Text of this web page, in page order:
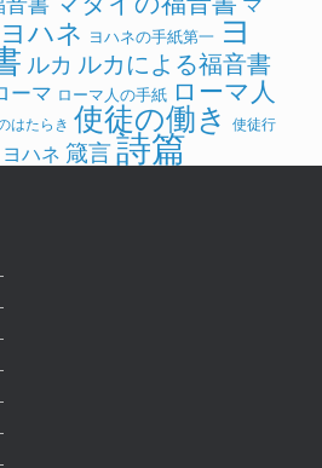
ヨハネ ヨハネの手紙第一 ヨ
ルカ ルカによる福音書
ーマ ローマ人の手紙 ローマ人
はたらき 使徒の働き 使徒行
ハネ 箴言詩篇